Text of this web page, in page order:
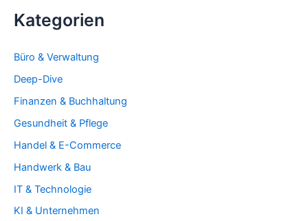
Kategorien
Büro & Verwaltung
Deep-Dive
Finanzen & Buchhaltung
Gesundheit & Pflege
Handel & E-Commerce
Handwerk & Bau
IT & Technologie
KI & Unternehmen